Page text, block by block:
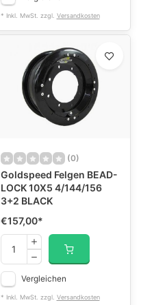
* Inkl. MwSt. zzgl. Versandkosten
(0)
Goldspeed Felgen BEAD-
LOCK 10X5 4/144/156
3+2 BLACK
€157,00*
Vergleichen
* Inkl. MwSt. zzgl. Versandkosten